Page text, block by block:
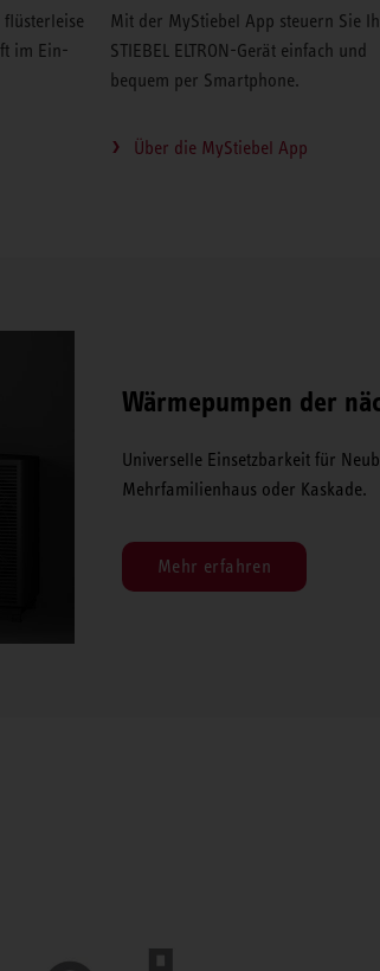
flüsterleise
im Ein-
Mit der MyStiebel App steuern Sie
STIEBEL ELTRON-Gerät einfach und
bequem per Smartphone.
Über die MyStiebel App
Wärmepumpen der
Universelle Einsetzbarkeit für
Mehrfamilienhaus oder Kaskade.
Mehr erfahren